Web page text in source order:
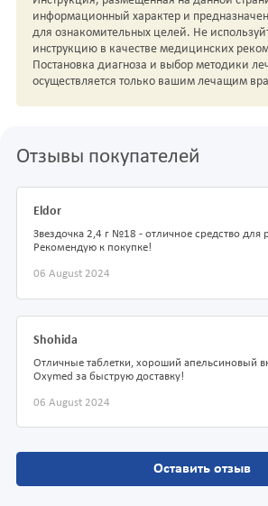
информационный характер и
для ознакомительных целей. Не
инструкцию в качестве медицинских
Постановка диагноза и выбор методики
осуществляется только вашим лечащим
Отзывы покупателей
Eldor
Звездочка 2,4 г №18 - отличное средство для
Рекомендую к покупке!
06 August 2024
Shohida
Отличные таблетки, хороший апельсиновый
Oxymed за быструю доставку!
06 August 2024
Оставить отзыв